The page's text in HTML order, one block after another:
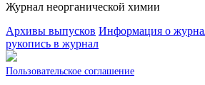
Журнал неорганической химии
Архивы выпусков Информация о
рукопись в журнал
Пользовательское соглашение